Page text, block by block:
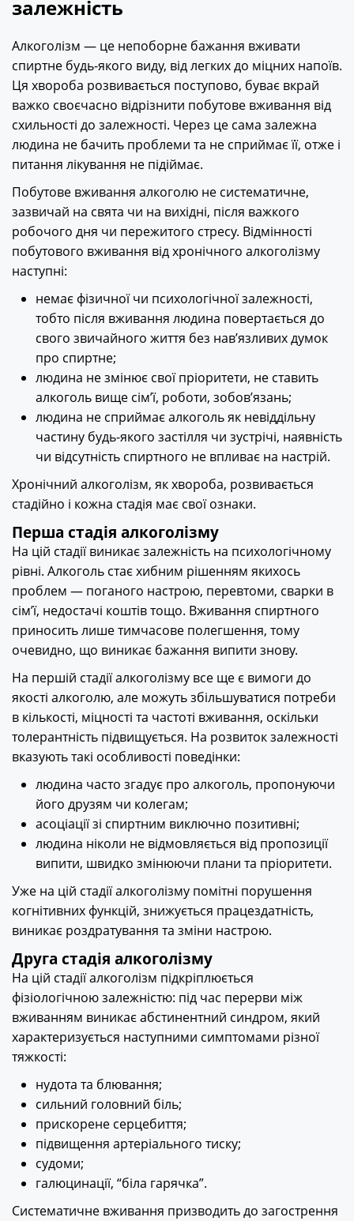
залежність
Алкоголізм — це непоборне бажання вживати
спиртне будь-якого виду, від легких до міцних напоїв.
Ця хвороба розвивається поступово, буває вкрай
важко своєчасно відрізнити побутове вживання від
схильності до залежності. Через це сама залежна
людина не бачить проблеми та не сприймає її, отже і
питання лікування не підіймає.
Побутове вживання алкоголю не систематичне,
зазвичай на свята чи на вихідні, після важкого
робочого дня чи пережитого стресу. Відмінності
побутового вживання від хронічного алкоголізму
наступні:
немає фізичної чи психологічної залежності,
тобто після вживання людина повертається до
свого звичайного життя без нав’язливих думок
про спиртне;
людина не змінює свої пріоритети, не ставить
алкоголь вище сім’ї, роботи, зобов’язань;
людина не сприймає алкоголь як невіддільну
частину будь-якого застілля чи зустрічі, наявність
чи відсутність спиртного не впливає на настрій.
Хронічний алкоголізм, як хвороба, розвивається
стадійно і кожна стадія має свої ознаки.
Перша стадія алкоголізму
На цій стадії виникає залежність на психологічному
рівні. Алкоголь стає хибним рішенням якихось
проблем — поганого настрою, перевтоми, сварки в
сім’ї, недостачі коштів тощо. Вживання спиртного
приносить лише тимчасове полегшення, тому
очевидно, що виникає бажання випити знову.
На першій стадії алкоголізму все ще є вимоги до
якості алкоголю, але можуть збільшуватися потреби
в кількості, міцності та частоті вживання, оскільки
толерантність підвищується. На розвиток залежності
вказують такі особливості поведінки:
людина часто згадує про алкоголь, пропонуючи
його друзям чи колегам;
асоціації зі спиртним виключно позитивні;
людина ніколи не відмовляється від пропозиції
випити, швидко змінюючи плани та пріоритети.
Уже на цій стадії алкоголізму помітні порушення
когнітивних функцій, знижується працездатність,
виникає роздратування та зміни настрою.
Друга стадія алкоголізму
На цій стадії алкоголізм підкріплюється
фізіологічною залежністю: під час перерви між
вживанням виникає абстинентний синдром, який
характеризується наступними симптомами різної
тяжкості:
нудота та блювання;
сильний головний біль;
прискорене серцебиття;
підвищення артеріального тиску;
судоми;
галюцинації, “біла гарячка”.
Систематичне вживання призводить до загострення